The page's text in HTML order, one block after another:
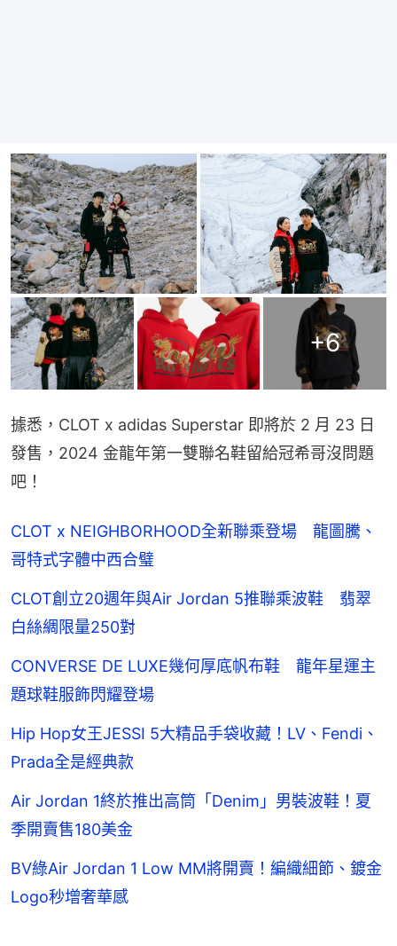
+6
據悉，CLOT x adidas Superstar 即將於 2 月 23 日
發售，2024 金龍年第一雙聯名鞋留給冠希哥沒問題
吧！
CLOT x NEIGHBORHOOD全新聯乘登場 龍圖騰、
哥特式字體中西合璧
CLOT創立20週年與Air Jordan 5推聯乘波鞋 翡翠
白絲綢限量250對
CONVERSE DE LUXE幾何厚底帆布鞋 龍年星運主
題球鞋服飾閃耀登場
Hip Hop女王JESSI 5大精品手袋收藏！LV、Fendi、
Prada全是經典款
Air Jordan 1終於推出高筒「Denim」男裝波鞋！夏
季開賣售180美金
BV綠Air Jordan 1 Low MM將開賣！編織細節、鍍金
Logo秒增奢華感